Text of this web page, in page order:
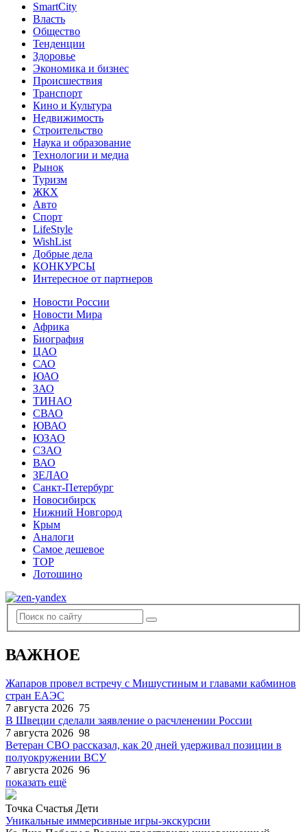
SmartCity
Власть
Общество
Тенденции
Здоровье
Экономика и бизнес
Происшествия
Транспорт
Кино и Культура
Недвижимость
Строительство
Наука и образование
Технологии и медиа
Рынок
Туризм
ЖКХ
Авто
Спорт
LifeStyle
WishList
Добрые дела
КОНКУРСЫ
Интересное от партнеров
Новости России
Новости Мира
Африка
Биография
ЦАО
САО
ЮАО
ЗАО
ТИНАО
СВАО
ЮВАО
ЮЗАО
СЗАО
ВАО
ЗЕЛАО
Санкт-Петербург
Новосибирск
Нижний Новгород
Крым
Аналоги
Самое дешевое
TOP
Лотошино
ВАЖНОЕ
Жапаров провел встречу с Мишустиным и главами кабминов
стран ЕАЭС
7 августа 2026 75
В Швеции сделали заявление о расчленении России
7 августа 2026 98
Ветеран СВО рассказал, как 20 дней удерживал позиции в
полуокружении ВСУ
7 августа 2026 96
показать ещё
Точка Счастья Дети
Уникальные иммерсивные игры-экскурсии